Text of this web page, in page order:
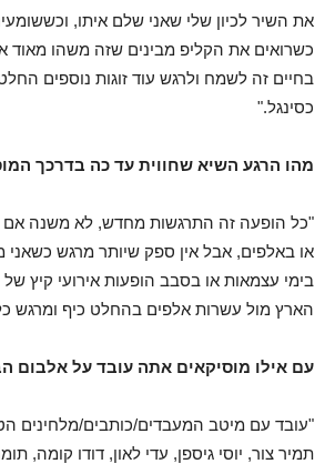
את השיר לכיון שלי שאני שלם איתו,
כשרואים את הקליפ מבינים שזה משהו מאוד
בחיים זה לשמח ולרגש עוד זוגות נוספים
כסינגל."
מהו הרגע השיא שחווית עד כה בדרכך
"כל הופעה זה התרגשות מחדש, לא משנה אם
או באלפים, אבל אין ספק שיותר מרגש כשאני
בימי עצמאות או בסבב הופעות אירועי קיץ של
הארץ מול עשרות אלפים בהחלט כיף ומרגש
עם אילו מוסיקאים אתה עובד על אלבום
"עובד עם מיטב המעבדים/כותבים/מלחינים
תמיר צור, יוסי גיספן, עדי לאון, דודו קומה,